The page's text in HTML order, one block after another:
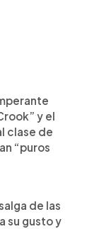
y el
clase de
“puros
de las
su gusto y